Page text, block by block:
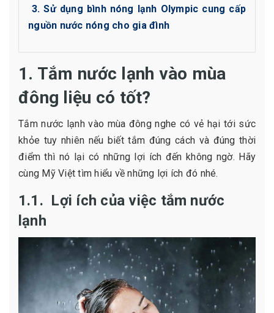
3. Sử dụng bình nóng lạnh Olympic cung cấp
nguồn nước nóng cho gia đình
1. Tắm nước lạnh vào mùa
đông liệu có tốt?
Tắm nước lạnh vào mùa đông nghe có vẻ hại tới sức
khỏe tuy nhiên nếu biết tắm đúng cách và đúng thời
điểm thì nó lại có những lợi ích đến không ngờ. Hãy
cùng Mỹ Việt tìm hiểu về những lợi ích đó nhé.
1.1. Lợi ích của việc tắm nước
lạnh